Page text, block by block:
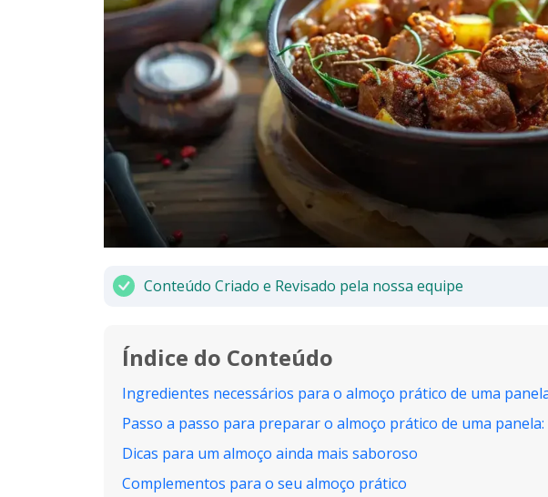
Conteúdo Criado e Revisado pela nossa equipe
Índice do Conteúdo
Ingredientes necessários para o almoço prático de uma
Passo a passo para preparar o almoço prático de uma
Dicas para um almoço ainda mais saboroso
Complementos para o seu almoço prático